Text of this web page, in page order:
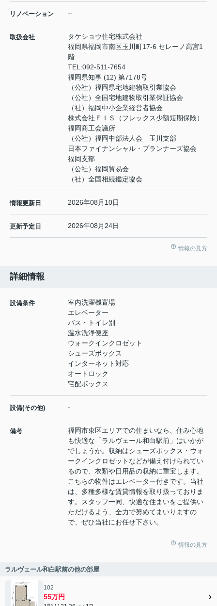
リノベーション --
取扱会社
タケショウ住宅株式会社
福岡県福岡市南区玉川町17-6 セレーノ高宮1
階
TEL:092-511-7654
福岡県知事 (12) 第7178号
（公社）福岡県宅地建物取引業協会
（公社）全国宅地建物取引業保証協会
（社）福岡中小企業経営者協会
株式会社ＦＩＳ（フレックス少額短期保険）
福岡商工会議所
（公社）福岡中部法人会 玉川支部
日本ファイナンシャル・プランナーズ協会
福岡支部
（公社）福岡貿易会
（社）全国相続鑑定協会
情報更新日 2026年08月10日
更新予定日 2026年08月24日
情報の見方
詳細情報
設備条件
室内洗濯機置場
エレベーター
バス・トイレ別
温水洗浄便座
ウォークインクロゼット
シューズボックス
インターネット対応
オートロック
宅配ボックス
設備(その他) -
備考
福岡市東区エリアでの住まいなら、住み心地
も快適な「ラルヴェール和白駅前」はいかが
でしょうか。収納はシューズボックス・ウォ
ークインクロゼットなどが備え付けられてい
るので、衣類や日用品の収納に重宝します。
こちらの物件はエレベーター付きです。当社
は、多種多様な賃貸情報を取り扱っておりま
す。スタッフ一同、快適な住まいをご提供い
ただけるよう、全力で努めてまいりますの
で、ぜひ当社にお任せ下さい。
情報の見方
ラルヴェール和白駅前の他の部屋
102
55万円